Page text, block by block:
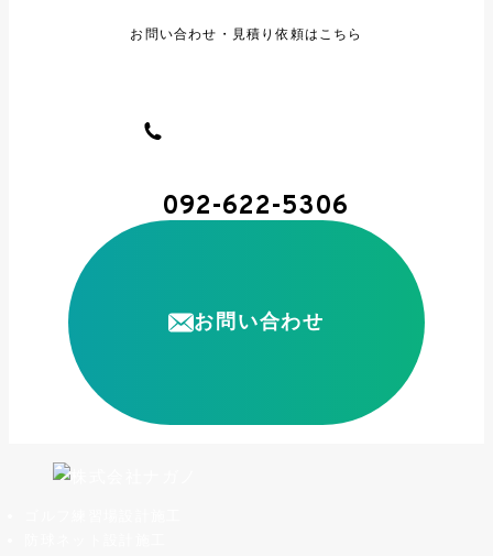
お問い合わせ・見積り依頼はこちら
092-622-5306
お問い合わせ